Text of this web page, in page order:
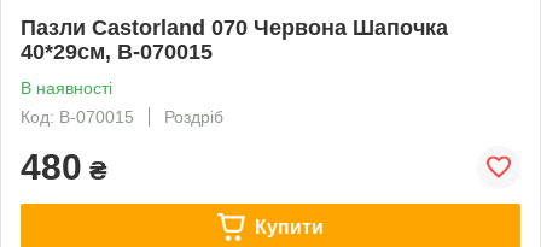
Пазли Castorland 070 Червона Шапочка
40*29см, B-070015
В наявності
Код: B-070015
Роздріб
480 ₴
Купити